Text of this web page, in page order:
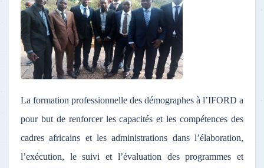
La formation professionnelle des démographes à l’IFORD a
pour but de renforcer les capacités et les compétences des
cadres africains et les administrations dans l’élaboration,
l’exécution, le suivi et l’évaluation des programmes et